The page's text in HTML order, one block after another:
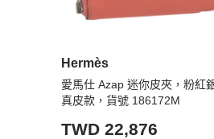
Hermès
愛馬仕 Azap 迷你皮夾，粉紅
真皮款，貨號 186172M
TWD 22,876